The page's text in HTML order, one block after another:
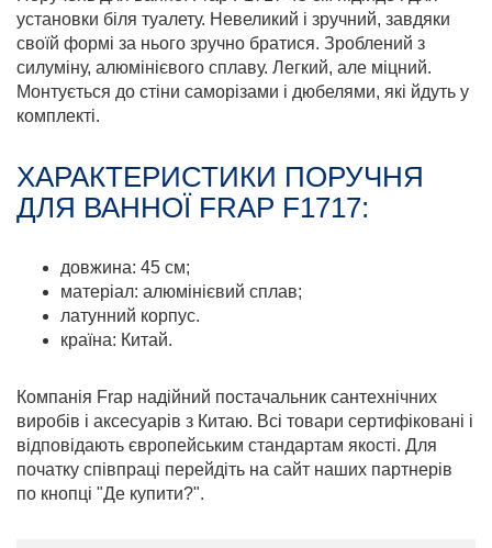
установки біля туалету. Невеликий і зручний, завдяки
своїй формі за нього зручно братися. Зроблений з
силуміну, алюмінієвого сплаву. Легкий, але міцний.
Монтується до стіни саморізами і дюбелями, які йдуть у
комплекті.
ХАРАКТЕРИСТИКИ ПОРУЧНЯ
ДЛЯ ВАННОЇ FRAP F1717:
довжина: 45 см;
матеріал: алюмінієвий сплав;
латунний корпус.
країна: Китай.
Компанія Frap надійний постачальник сантехнічних
виробів і аксесуарів з Китаю. Всі товари сертифіковані і
відповідають європейським стандартам якості. Для
початку співпраці перейдіть на сайт наших партнерів
по кнопці "Де купити?".